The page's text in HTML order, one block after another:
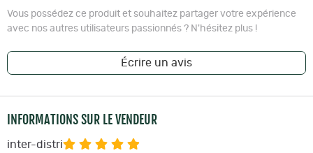
Vous possédez ce produit et souhaitez partager votre expérience
avec nos autres utilisateurs passionnés ? N'hésitez plus !
Écrire un avis
INFORMATIONS SUR LE VENDEUR
inter-distri